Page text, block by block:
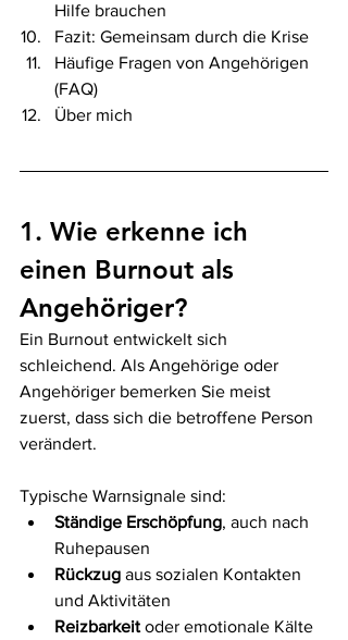
Hilfe brauchen
Fazit: Gemeinsam durch die Krise
Häufige Fragen von Angehörigen
(FAQ)
Über mich
1. Wie erkenne ich
einen Burnout als
Angehöriger?
Ein Burnout entwickelt sich
schleichend. Als Angehörige oder
Angehöriger bemerken Sie meist
zuerst, dass sich die betroffene Person
verändert.
Typische Warnsignale sind:
Ständige Erschöpfung, auch nach
Ruhepausen
Rückzug aus sozialen Kontakten
und Aktivitäten
Reizbarkeit oder emotionale Kälte